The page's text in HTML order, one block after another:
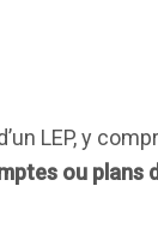
LEP, y
ou plans